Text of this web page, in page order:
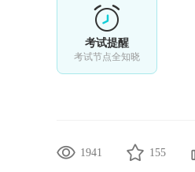
考试提醒
考试节点全知晓
1941 155